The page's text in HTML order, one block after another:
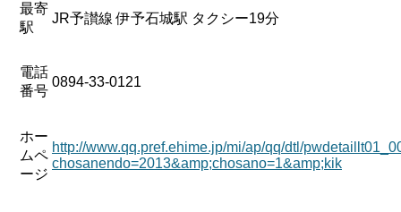
最寄
駅
JR予讃線 伊予石城駅 タクシー19分
電話
番号
0894-33-0121
ホー
ムペ
ージ
http://www.qq.pref.ehime.jp/mi/ap/qq/dtl/
chosanendo=2013&amp;chosano=1&amp;kik